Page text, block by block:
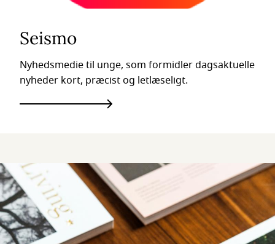
Seismo
Nyhedsmedie til unge, som formidler dagsaktuelle
nyheder kort, præcist og letlæseligt.